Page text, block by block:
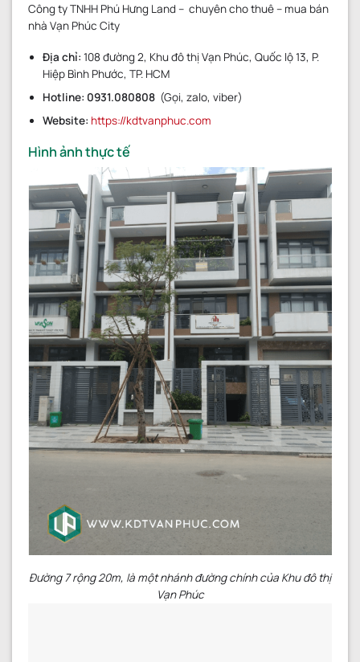
Công ty TNHH Phú Hưng Land – chuyên cho thuê – mua bán
nhà Vạn Phúc City
Địa chỉ: 108 đường 2, Khu đô thị Vạn Phúc, Quốc lộ 13, P.
Hiệp Bình Phước, TP. HCM
Hotline: 0931.080808(Gọi, zalo, viber)
Website: https://kdtvanphuc.com
Hình ảnh thực tế
Đường 7 rộng 20m, là một nhánh đường chính của Khu đô thị
Vạn Phúc